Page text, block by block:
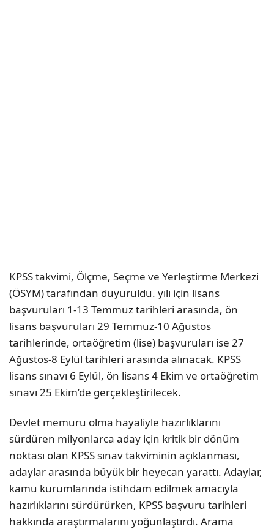
KPSS takvimi, Ölçme, Seçme ve Yerleştirme Merkezi
(ÖSYM) tarafından duyuruldu. yılı için lisans
başvuruları 1-13 Temmuz tarihleri arasında, ön
lisans başvuruları 29 Temmuz-10 Ağustos
tarihlerinde, ortaöğretim (lise) başvuruları ise 27
Ağustos-8 Eylül tarihleri arasında alınacak. KPSS
lisans sınavı 6 Eylül, ön lisans 4 Ekim ve ortaöğretim
sınavı 25 Ekim’de gerçekleştirilecek.
Devlet memuru olma hayaliyle hazırlıklarını
sürdüren milyonlarca aday için kritik bir dönüm
noktası olan KPSS sınav takviminin açıklanması,
adaylar arasında büyük bir heyecan yarattı. Adaylar,
kamu kurumlarında istihdam edilmek amacıyla
hazırlıklarını sürdürürken, KPSS başvuru tarihleri
hakkında araştırmalarını yoğunlaştırdı. Arama